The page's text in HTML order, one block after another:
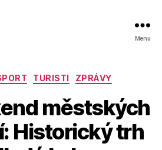
Menu
Rubriky
TURISTI ZPRÁVY
městských
Historický trh
u
t